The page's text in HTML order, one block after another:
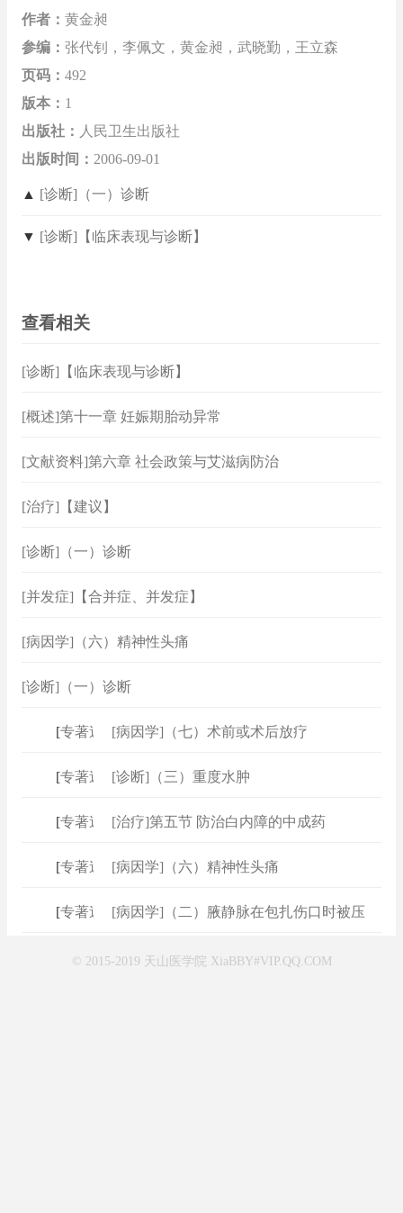
作者： 黄金昶
参编： 张代钊，李佩文，黄金昶，武晓勤，王立森
页码： 492
版本： 1
出版社： 人民卫生出版社
出版时间： 2006-09-01
▲ [诊断]（一）诊断
▼ [诊断]【临床表现与诊断】
查看相关
[诊断]【临床表现与诊断】
[概述]第十一章 妊娠期胎动异常
[文献资料]第六章 社会政策与艾滋病防治
[治疗]【建议】
[诊断]（一）诊断
[并发症]【合并症、并发症】
[病因学]（六）精神性头痛
[诊断]（一）诊断
专著速查]
[病因学]（七）术前或术后放疗
专著速查]
[诊断]（三）重度水肿
专著速查]
[治疗]第五节 防治白内障的中成药
专著速查]
[病因学]（六）精神性头痛
专著速查]
[病因学]（二）腋静脉在包扎伤口时被压
© 2015-2019 天山医学院 XiaBBY#VIP.QQ.COM